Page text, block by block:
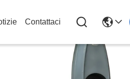
Contattaci